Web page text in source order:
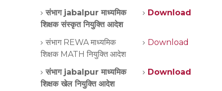
संभाग jabalpur माध्यमिक
शिक्षक संस्कृत नियुक्ति आदेश
Download
संभाग REWA माध्यमिक
शिक्षक MATH नियुक्ति आदेश
Download
संभाग jabalpur माध्यमिक
शिक्षक खेल नियुक्ति आदेश
Download